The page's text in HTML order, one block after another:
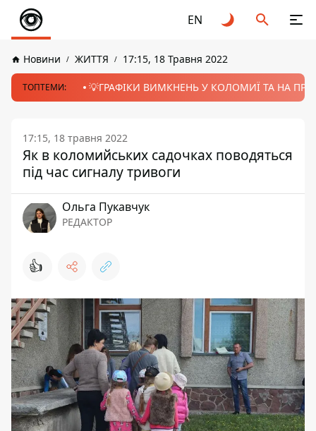
EN
Новини ЖИТТЯ 17:15, 18 Травня 2022
ТОПТЕМИ: 💡ГРАФІКИ ВИМКНЕНЬ У КОЛОМИЇ ТА НА
17:15, 18 травня 2022
Як в коломийських садочках поводяться
під час сигналу тривоги
Ольга Пукавчук
РЕДАКТОР
👍